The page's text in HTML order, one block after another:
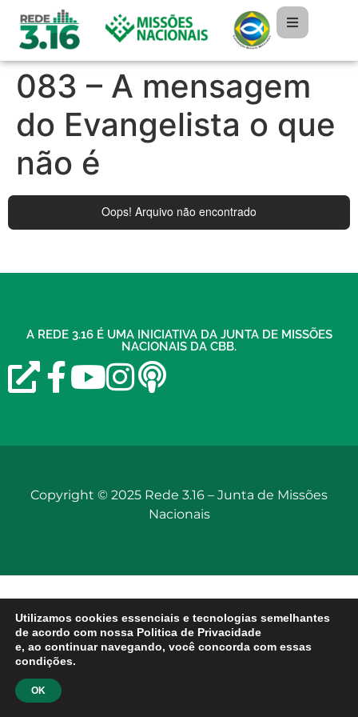
083 – A mensagem
do Evangelista o que
não é
A REDE 3.16 É UMA INICIATIVA DA JUNTA DE MISSÕES
NACIONAIS DA CBB.
Copyright © 2025 Rede 3.16 – Junta de Missões
Nacionais
Utilizamos cookies essenciais e tecnologias semelhantes
de acordo com nossa Politica de Privacidade
e, ao continuar navegando, você concorda com essas
condições.
OK